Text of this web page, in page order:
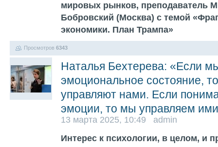
мировых рынков, преподаватель
Бобровский (Москва) с темой
экономики. План Трампа»
Просмотров 6343
Наталья Бехтерева: «Если
эмоциональное состояние,
управляют нами. Если
эмоции, то мы управляем
13 марта 2025, 10:49 admin
Интерес к психологии, в целом, и